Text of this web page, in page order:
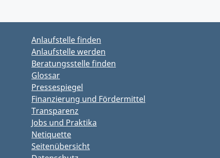
Anlaufstelle finden
Anlaufstelle werden
Beratungsstelle finden
Glossar
Pressespiegel
Finanzierung und Fördermittel
Transparenz
Jobs und Praktika
Netiquette
Seitenübersicht